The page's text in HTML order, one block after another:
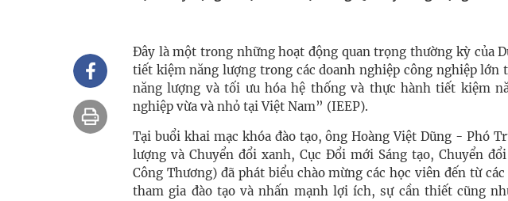
Đây là một trong những hoạt động quan trọng thường kỳ của
tiết kiệm năng lượng trong các doanh nghiệp công nghiệp lớn
năng lượng và tối ưu hóa hệ thống và thực hành tiết kiệm
nghiệp vừa và nhỏ tại Việt Nam” (IEEP).
Tại buổi khai mạc khóa đào tạo, ông Hoàng Việt Dũng - Phó
lượng và Chuyển đổi xanh, Cục Đổi mới Sáng tạo, Chuyển
Công Thương) đã phát biểu chào mừng các học viên đến từ
tham gia đào tạo và nhấn mạnh lợi ích, sự cần thiết cũng